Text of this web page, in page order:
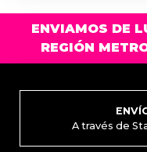
ENVIAMOS DE
REGIÓN
A través de